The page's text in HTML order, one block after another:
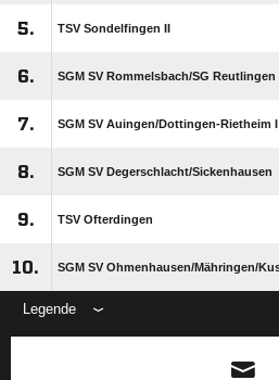
5. TSV Sondelfingen II
6. SGM SV Rommelsbach/​SG Reutlingen
7. SGM SV Auingen/​Dottingen-Rietheim I
8. SGM SV Degerschlacht/​Sickenhausen
9. TSV Ofterdingen
10. SGM SV Ohmenhausen/​Mähringen/​
Legende
ANZEIGE